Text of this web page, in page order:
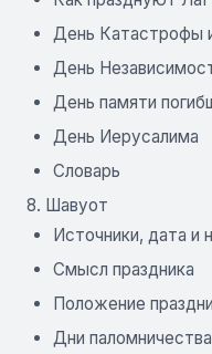
День Катастрофы
День
День памяти
День Иерусалима
Словарь
8. Шавуот
Источники, дата и
Смысл праздника
Положение
Дни паломничества